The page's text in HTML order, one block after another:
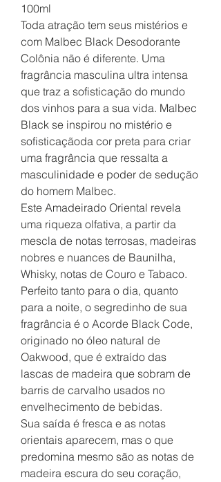
100ml
Toda atração tem seus mistérios e
com Malbec Black Desodorante
Colônia não é diferente. Uma
fragrância masculina ultra intensa
que traz a sofisticação do mundo
dos vinhos para a sua vida. Malbec
Black se inspirou no mistério e
sofisticaçãoda cor preta para criar
uma fragrância que ressalta a
masculinidade e poder de sedução
do homem Malbec.
Este Amadeirado Oriental revela
uma riqueza olfativa, a partir da
mescla de notas terrosas, madeiras
nobres e nuances de Baunilha,
Whisky, notas de Couro e Tabaco.
Perfeito tanto para o dia, quanto
para a noite, o segredinho de sua
fragrância é o Acorde Black Code,
originado no óleo natural de
Oakwood, que é extraído das
lascas de madeira que sobram de
barris de carvalho usados no
envelhecimento de bebidas.
Sua saída é fresca e as notas
orientais aparecem, mas o que
predomina mesmo são as notas de
madeira escura do seu coração,